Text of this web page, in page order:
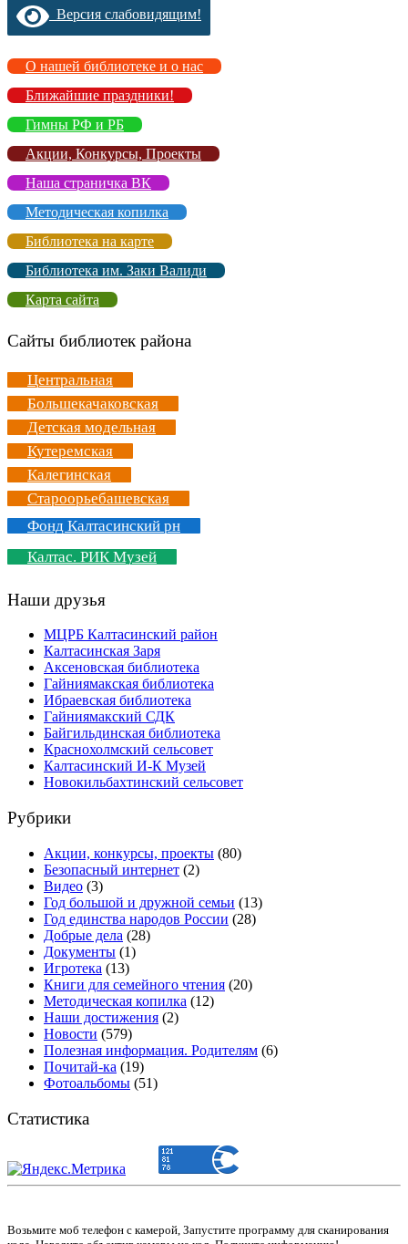
Версия слабовидящим!
О нашей библиотеке и о нас
Ближайшие праздники!
Гимны РФ и РБ
Акции, Конкурсы, Проекты
Наша страничка ВК
Методическая копилка
Библиотека на карте
Библиотека им. Заки Валиди
Карта сайта
Сайты библиотек района
Центральная
Большекачаковская
Детская модельная
Кутеремская
Калегинская
Староорьебашевская
Фонд Калтасинский рн
Калтас. РИК Музей
Наши друзья
МЦРБ Калтасинский район
Калтасинская Заря
Аксеновская библиотека
Гайниямакская библиотека
Ибраевская библиотека
Гайниямакский СДК
Байгильдинская библиотека
Краснохолмский сельсовет
Калтасинский И-К Музей
Новокильбахтинский сельсовет
Рубрики
Акции, конкурсы, проекты (80)
Безопасный интернет (2)
Видео (3)
Год большой и дружной семьи (13)
Год единства народов России (28)
Добрые дела (28)
Документы (1)
Игротека (13)
Книги для семейного чтения (20)
Методическая копилка (12)
Наши достижения (2)
Новости (579)
Полезная информация. Родителям (6)
Почитай-ка (19)
Фотоальбомы (51)
Статистика
Возьмите моб телефон с камерой, Запустите программу для сканирования